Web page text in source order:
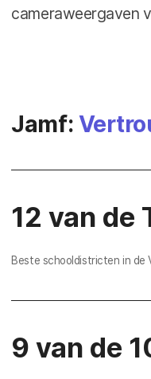
cameraweergaven
Jamf:
12 van de
Beste schooldistricten in de
9 van de